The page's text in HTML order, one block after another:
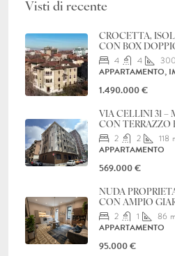
Visti di recente
CROCETTA,
CON BOX
4 4 300
APPARTAMENTO,
1.490.000 €
VIA CELLINI 31 –
CON TERRAZZO
2 2 118
APPARTAMENTO
569.000 €
NUDA
CON AMPIO
2 1 86
APPARTAMENTO
95.000 €